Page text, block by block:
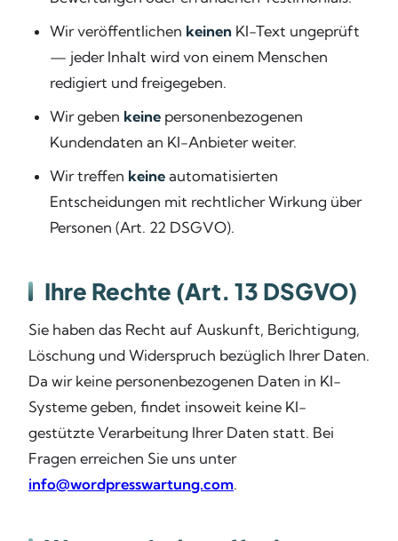
Wir veröffentlichen keinen KI-Text ungeprüft
— jeder Inhalt wird von einem Menschen
redigiert und freigegeben.
Wir geben keine personenbezogenen
Kundendaten an KI-Anbieter weiter.
Wir treffen keine automatisierten
Entscheidungen mit rechtlicher Wirkung über
Personen (Art. 22 DSGVO).
Ihre Rechte (Art. 13 DSGVO)
Sie haben das Recht auf Auskunft, Berichtigung,
Löschung und Widerspruch bezüglich Ihrer Daten.
Da wir keine personenbezogenen Daten in KI-
Systeme geben, findet insoweit keine KI-
gestützte Verarbeitung Ihrer Daten statt. Bei
Fragen erreichen Sie uns unter
info@wordpresswartung.com.